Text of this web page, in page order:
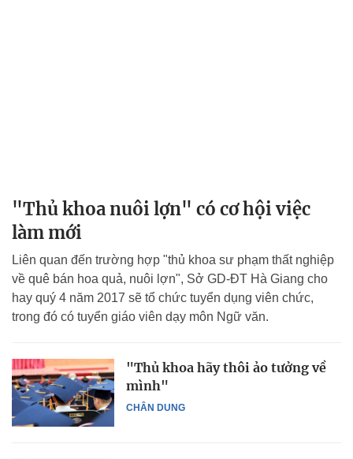
"Thủ khoa nuôi lợn" có cơ hội việc
làm mới
Liên quan đến trường hợp "thủ khoa sư phạm thất nghiệp
về quê bán hoa quả, nuôi lợn", Sở GD-ĐT Hà Giang cho
hay quý 4 năm 2017 sẽ tổ chức tuyển dụng viên chức,
trong đó có tuyển giáo viên dạy môn Ngữ văn.
CHÂN DUNG
"Thủ khoa hãy thôi ảo tưởng về
mình"